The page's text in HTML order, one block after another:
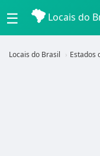
☰ Locais do
Locais do Brasil Estados